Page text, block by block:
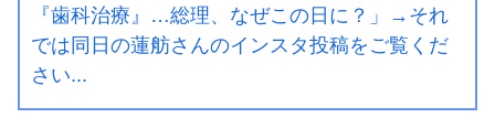
『歯科治療』…総理、なぜこの日に？」→それ
では同日の蓮舫さんのインスタ投稿をご覧くだ
さい...